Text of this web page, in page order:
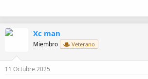
Xc man
Miembro Veterano
11 Octubre 2025